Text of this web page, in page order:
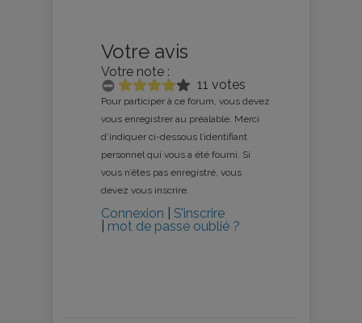
Votre avis
Votre note :
11 votes
Pour participer à ce forum, vous devez
vous enregistrer au préalable. Merci
d’indiquer ci-dessous l’identifiant
personnel qui vous a été fourni. Si
vous n’êtes pas enregistré, vous
devez vous inscrire.
Connexion
S’inscrire
mot de passe oublié ?